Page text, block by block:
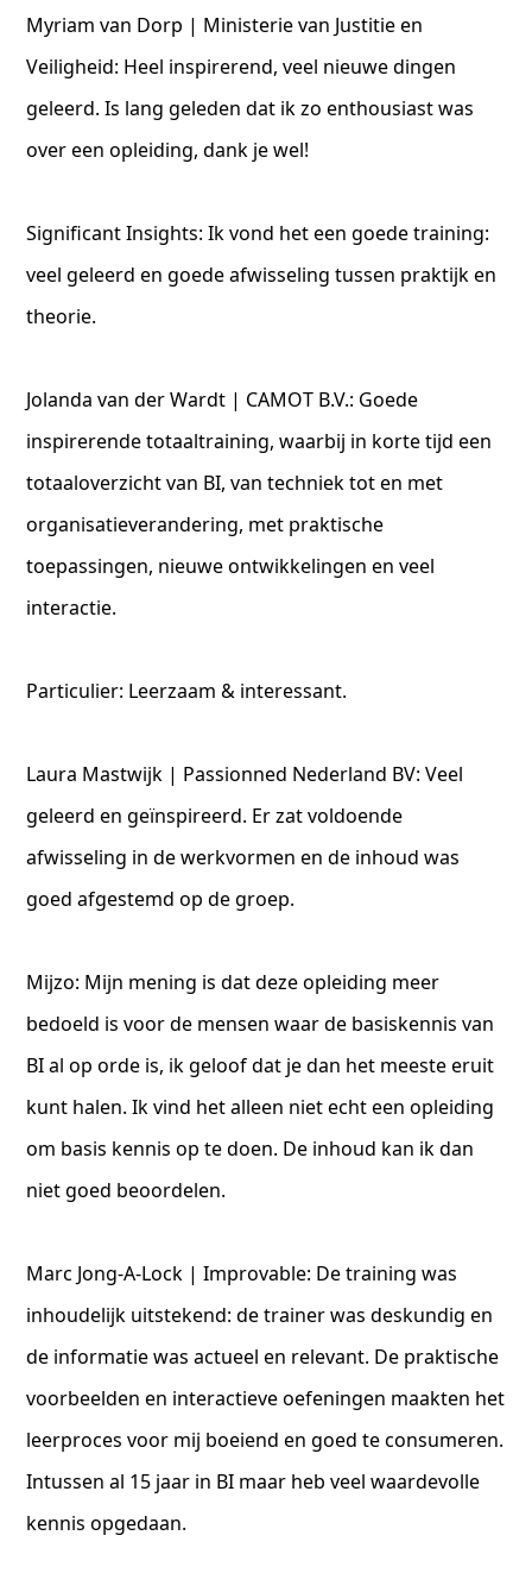
Myriam van Dorp | Ministerie van Justitie en
Veiligheid: Heel inspirerend, veel nieuwe dingen
geleerd. Is lang geleden dat ik zo enthousiast was
over een opleiding, dank je wel!
Significant Insights: Ik vond het een goede training:
veel geleerd en goede afwisseling tussen praktijk en
theorie.
Jolanda van der Wardt | CAMOT B.V.: Goede
inspirerende totaaltraining, waarbij in korte tijd een
totaaloverzicht van BI, van techniek tot en met
organisatieverandering, met praktische
toepassingen, nieuwe ontwikkelingen en veel
interactie.
Particulier: Leerzaam & interessant.
Laura Mastwijk | Passionned Nederland BV: Veel
geleerd en geïnspireerd. Er zat voldoende
afwisseling in de werkvormen en de inhoud was
goed afgestemd op de groep.
Mijzo: Mijn mening is dat deze opleiding meer
bedoeld is voor de mensen waar de basiskennis van
BI al op orde is, ik geloof dat je dan het meeste eruit
kunt halen. Ik vind het alleen niet echt een opleiding
om basis kennis op te doen. De inhoud kan ik dan
niet goed beoordelen.
Marc Jong-A-Lock | Improvable: De training was
inhoudelijk uitstekend: de trainer was deskundig en
de informatie was actueel en relevant. De praktische
voorbeelden en interactieve oefeningen maakten het
leerproces voor mij boeiend en goed te consumeren.
Intussen al 15 jaar in BI maar heb veel waardevolle
kennis opgedaan.